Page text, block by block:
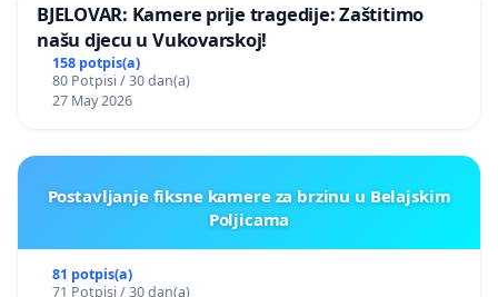
BJELOVAR: Kamere prije tragedije: Zaštitimo
našu djecu u Vukovarskoj!
158 potpis(a)
80 Potpisi / 30 dan(a)
27 May 2026
Postavljanje fiksne kamere za brzinu u Belajskim
Poljicama
81 potpis(a)
71 Potpisi / 30 dan(a)